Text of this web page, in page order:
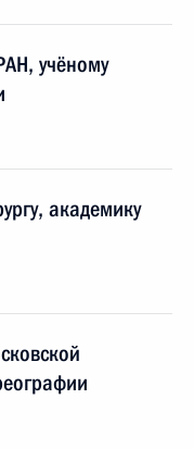
учёному
академику